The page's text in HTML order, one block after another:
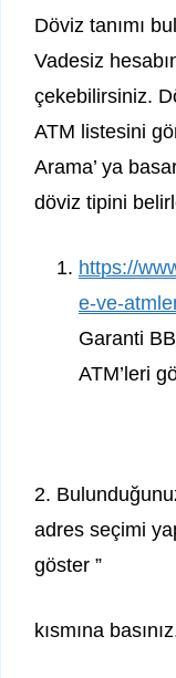
Döviz tanımı
Vadesiz
çekebilirsiniz.
ATM listesini
Arama’ ya
döviz tipini
https://
e-ve-
Garanti
ATM’leri
2.
adres seçimi
göster ”
kısmına